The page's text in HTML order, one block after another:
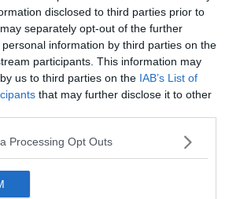
disclosed to third parties prior to
separately opt-out of the further
information by third parties on the
participants. This information may
us to third parties on the IAB’s List of
that may further disclose it to other
Processing Opt Outs
di Ditonellapiaga agli
Time